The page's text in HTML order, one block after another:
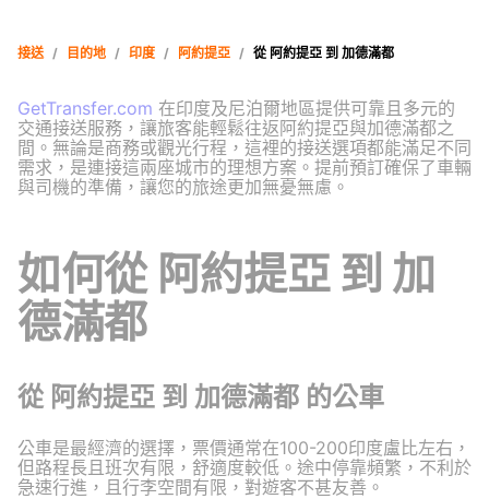
接送 / 目的地 / 印度 / 阿約提亞 / 從 阿約提亞 到 加德滿都
GetTransfer.com 在印度及尼泊爾地區提供可靠且多元的
交通接送服務，讓旅客能輕鬆往返阿約提亞與加德滿都之
間。無論是商務或觀光行程，這裡的接送選項都能滿足不同
需求，是連接這兩座城市的理想方案。提前預訂確保了車輛
與司機的準備，讓您的旅途更加無憂無慮。
如何從 阿約提亞 到 加
德滿都
從 阿約提亞 到 加德滿都 的公車
公車是最經濟的選擇，票價通常在100-200印度盧比左右，
但路程長且班次有限，舒適度較低。途中停靠頻繁，不利於
急速行進，且行李空間有限，對遊客不甚友善。